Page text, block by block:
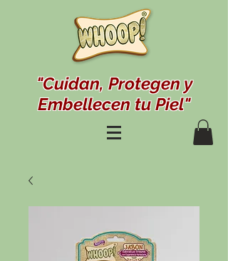
"Cuidan, Protegen y
Embellecen tu Piel"